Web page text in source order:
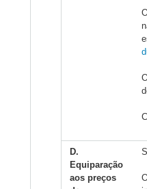
D.
Equiparação
aos preços